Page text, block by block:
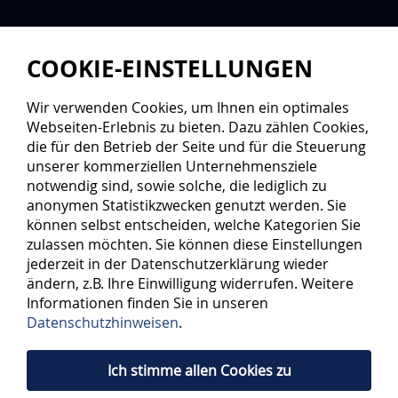
COOKIE-EINSTELLUNGEN
Wir verwenden Cookies, um Ihnen ein optimales
Webseiten-Erlebnis zu bieten. Dazu zählen Cookies,
die für den Betrieb der Seite und für die Steuerung
unserer kommerziellen Unternehmensziele
notwendig sind, sowie solche, die lediglich zu
anonymen Statistikzwecken genutzt werden. Sie
können selbst entscheiden, welche Kategorien Sie
zulassen möchten. Sie können diese Einstellungen
jederzeit in der Datenschutzerklärung wieder
ändern, z.B. Ihre Einwilligung widerrufen. Weitere
Informationen finden Sie in unseren
Datenschutzhinweisen.
Ich stimme allen Cookies zu